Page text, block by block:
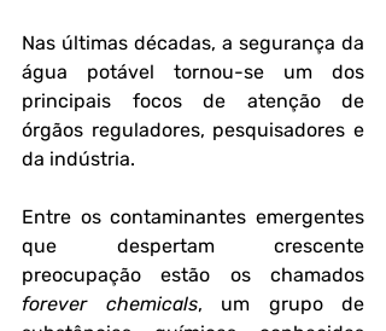
Nas últimas décadas, a segurança da
água potável tornou-se um dos
principais focos de atenção de
órgãos reguladores, pesquisadores e
da indústria.
Entre os contaminantes emergentes
que despertam crescente
forever chemicals, um grupo de